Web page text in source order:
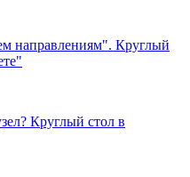
направлениям". Круглый
Круглый стол в